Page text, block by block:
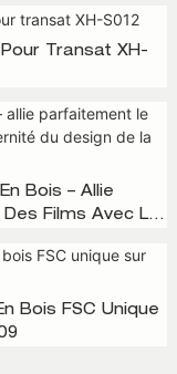
Transat XH-
Bois – Allie
Films Avec La
Bois FSC Unique